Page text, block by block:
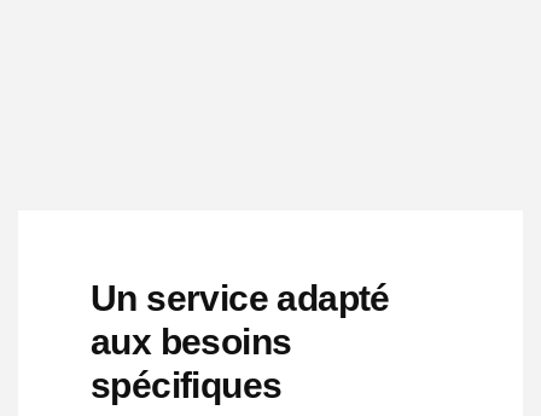
Un service adapté
aux besoins
spécifiques